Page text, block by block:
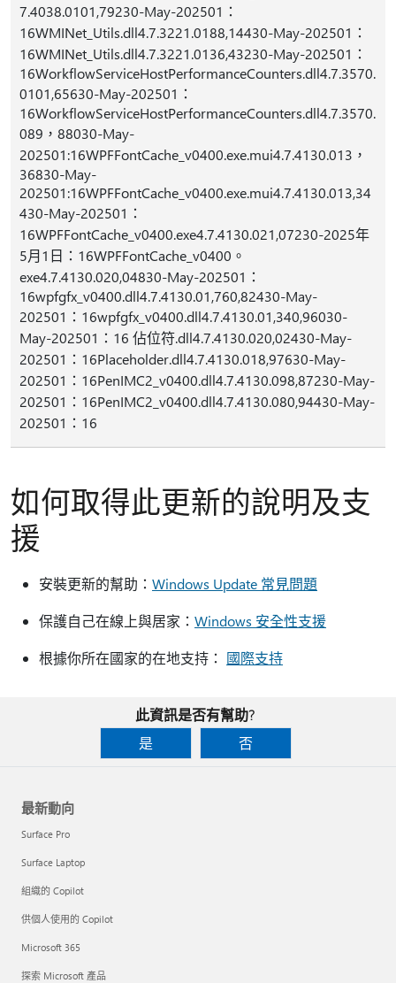
7.4038.0101,79230-May-202501：
16WMINet_Utils.dll4.7.3221.0188,14430-May-202501：
16WMINet_Utils.dll4.7.3221.0136,43230-May-202501：
16WorkflowServiceHostPerformanceCounters.dll4.7.3570.
0101,65630-May-202501：
16WorkflowServiceHostPerformanceCounters.dll4.7.3570.
089，88030-May-
202501:16WPFFontCache_v0400.exe.mui4.7.4130.013，
36830-May-
202501:16WPFFontCache_v0400.exe.mui4.7.4130.013,34
430-May-202501：
16WPFFontCache_v0400.exe4.7.4130.021,07230-2025年
5月1日：16WPFFontCache_v0400。
exe4.7.4130.020,04830-May-202501：
16wpfgfx_v0400.dll4.7.4130.01,760,82430-May-
202501：16wpfgfx_v0400.dll4.7.4130.01,340,96030-
May-202501：16 佔位符.dll4.7.4130.020,02430-May-
202501：16Placeholder.dll4.7.4130.018,97630-May-
202501：16PenIMC2_v0400.dll4.7.4130.098,87230-May-
202501：16PenIMC2_v0400.dll4.7.4130.080,94430-May-
202501：16
如何取得此更新的說明及支
援
安裝更新的幫助： Windows Update 常見問題
保護自己在線上與居家： Windows 安全性支援
根據你所在國家的在地支持： 國際支持
此資訊是否有幫助?
是
否
最新動向
Surface Pro
Surface Laptop
組織的 Copilot
供個人使用的 Copilot
Microsoft 365
探索 Microsoft 產品